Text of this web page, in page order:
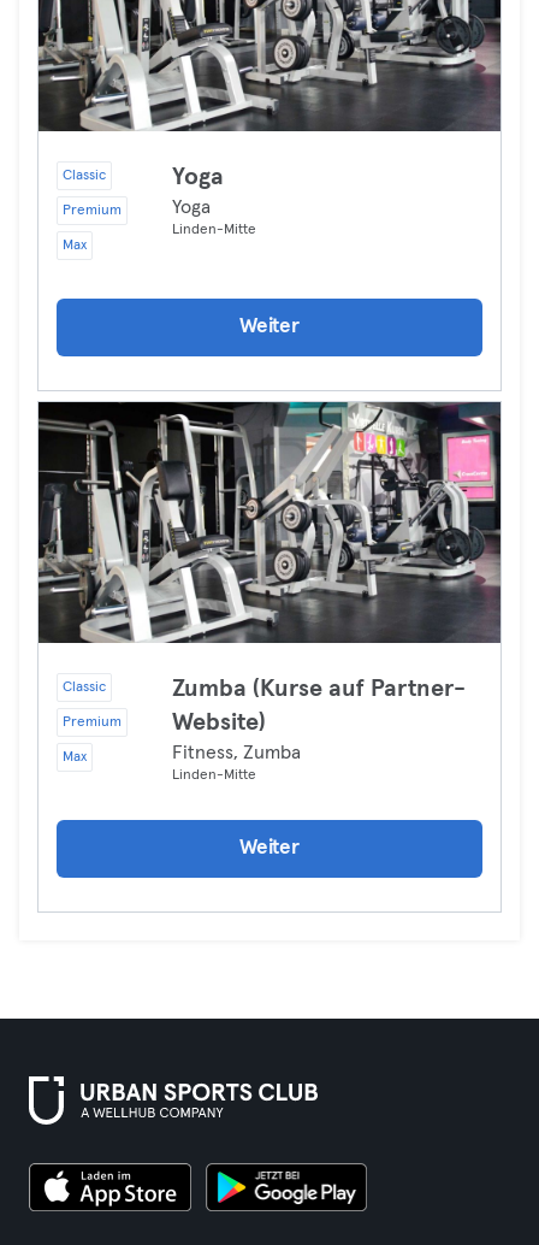
Classic
Premium
Max
Yoga
Yoga
Linden-Mitte
Weiter
Classic
Premium
Max
Zumba (Kurse auf Partner-
Website)
Fitness, Zumba
Linden-Mitte
Weiter